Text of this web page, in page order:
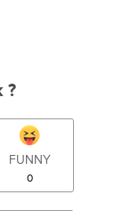
?
FUNNY
0